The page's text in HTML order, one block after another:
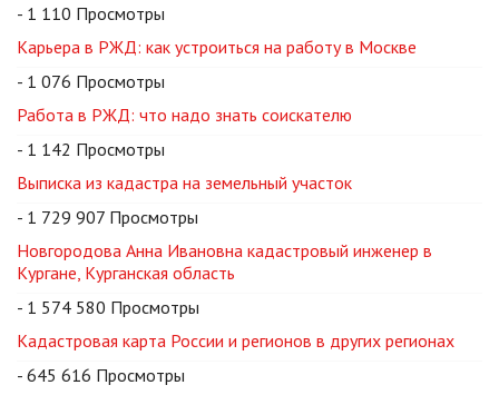
- 1 110 Просмотры
Карьера в РЖД: как устроиться на работу в Москве
- 1 076 Просмотры
Работа в РЖД: что надо знать соискателю
- 1 142 Просмотры
Выписка из кадастра на земельный участок
- 1 729 907 Просмотры
Новгородова Анна Ивановна кадастровый инженер в
Кургане, Курганская область
- 1 574 580 Просмотры
Кадастровая карта России и регионов в других регионах
- 645 616 Просмотры